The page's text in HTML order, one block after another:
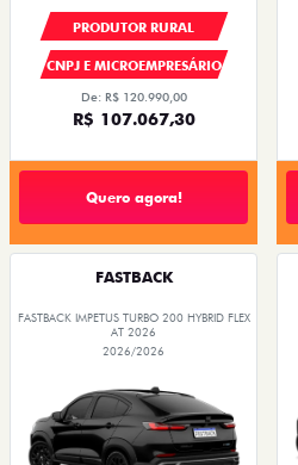
PRODUTOR RURAL
CNPJ E MICROEMPRESÁRIO
De: R$ 120.990,00
R$ 107.067,30
Quero agora!
FASTBACK
FASTBACK IMPETUS TURBO 200 HYBRID FLEX
AT 2026
2026/2026